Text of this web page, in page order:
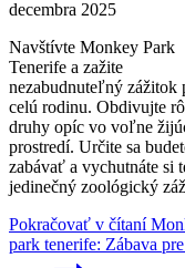
decembra 2025
Navštívte Monkey Park
Tenerife a zažite
nezabudnuteľný zážitok
celú rodinu. Obdivujte
druhy opíc vo voľne
prostredí. Určite sa
zabávať a vychutnáte si
jedinečný zoológický
Pokračovať v čítaní
park tenerife: Zábava